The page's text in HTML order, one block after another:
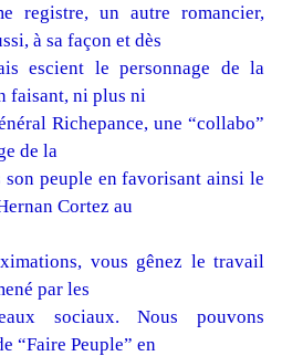
registre, un autre romancier,
à sa façon et dès
escient le personnage de la
faisant, ni plus ni
Richepance, une “collabo”
de la
peuple en favorisant ainsi le
Cortez au
vous gênez le travail
par les
sociaux. Nous pouvons
“Faire Peuple” en